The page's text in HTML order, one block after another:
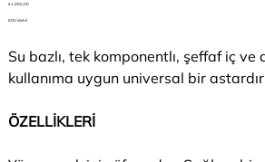
Fiyat
₺1.050,00
KDV dahil
Su bazlı, tek komponentlı, şeffaf iç ve
kullanıma uygun universal bir
ÖZELLİKLERİ